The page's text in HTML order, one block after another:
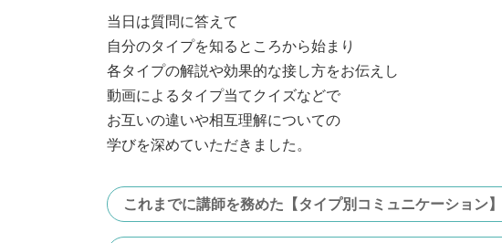
当日は質問に答えて
自分のタイプを知るところから始まり
各タイプの解説や効果的な接し方をお伝えし
動画によるタイプ当てクイズなどで
お互いの違いや相互理解についての
学びを深めていただきました。
これまでに講師を務めた【タイプ別コミュニケーション